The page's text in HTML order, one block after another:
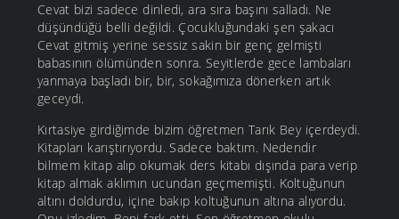
Cevat bizi sadece dinledi, ara sıra başını salladı. Ne
düşündüğü belli değildi. Çocukluğundaki şen şakacı
Cevat gitmiş yerine sessiz sakin bir genç gelmişti
babasının ölümünden sonra. Seyitlerde gece lambaları
yanmaya başladı bir, bir, sokağımıza dönerken artık
geceydi.
Kırtasiye girdiğimde bizim öğretmen Tarık Bey içerdeydi.
Kitapları karıştırıyordu. Sadece baktım. Nedendir
bilmem kitap alıp okumak ders kitabı dışında para verip
kitap almak aklımın ucundan geçmemişti. Koltuğunun
altını doldurdu, içine bakıp koltuğunun altına alıyordu.